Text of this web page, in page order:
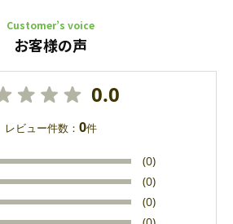
Customer’s voice
お客様の声
0.0
レビュー件数： 0件
(0)
(0)
(0)